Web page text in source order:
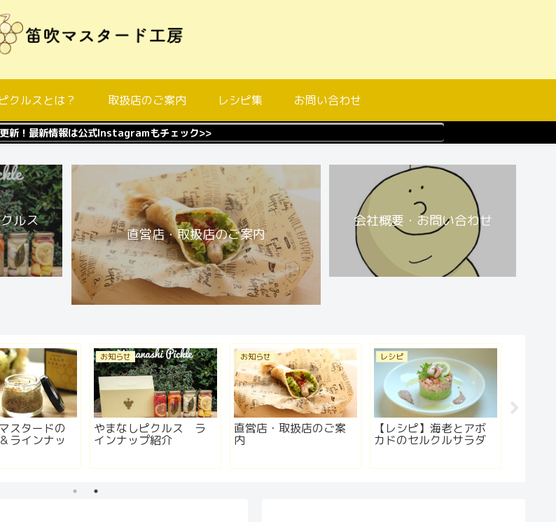
クルスとは？ 取扱店のご案内 レシピ集 お問い合わせ
新！最新情報は公式Instagramもチェック>>
ルス
直営店・取扱店のご案内
会社概要・お問い合わせ
スタードの
ラインナッ
お知らせ
やまなしピクルス ラ
インナップ紹介
お知らせ
直営店・取扱店のご案
内
レシピ
【レシピ】海老とアボ
カドのセルクルサラダ